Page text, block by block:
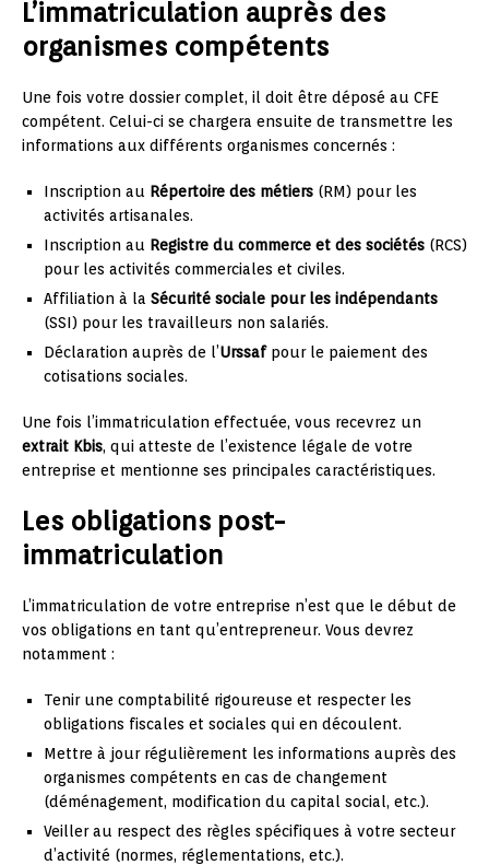
L’immatriculation auprès des
organismes compétents
Une fois votre dossier complet, il doit être déposé au CFE
compétent. Celui-ci se chargera ensuite de transmettre les
informations aux différents organismes concernés :
Inscription au Répertoire des métiers (RM) pour les
activités artisanales.
Inscription au Registre du commerce et des sociétés (RCS)
pour les activités commerciales et civiles.
Affiliation à la Sécurité sociale pour les indépendants
(SSI) pour les travailleurs non salariés.
Déclaration auprès de l’Urssafpour le paiement des
cotisations sociales.
Une fois l’immatriculation effectuée, vous recevrez un
extrait Kbis, qui atteste de l’existence légale de votre
entreprise et mentionne ses principales caractéristiques.
Les obligations post-
immatriculation
L’immatriculation de votre entreprise n’est que le début de
vos obligations en tant qu’entrepreneur. Vous devrez
notamment :
Tenir une comptabilité rigoureuse et respecter les
obligations fiscales et sociales qui en découlent.
Mettre à jour régulièrement les informations auprès des
organismes compétents en cas de changement
(déménagement, modification du capital social, etc.).
Veiller au respect des règles spécifiques à votre secteur
d’activité (normes, réglementations, etc.).